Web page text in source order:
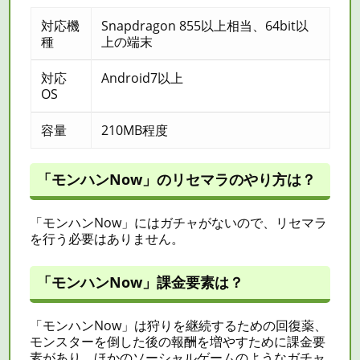
対応機
種
Snapdragon 855以上相当、64bit以
上の端末
対応
OS
Android7以上
容量 210MB程度
「モンハンNow」のリセマラのやり方は？
「モンハンNow」にはガチャがないので、
リセマラ
を行う必要はありません。
「モンハンNow」課金要素は？
「モンハンNow」は狩りを継続するための回復薬、
モンスターを倒した後の報酬を増やすために課金要